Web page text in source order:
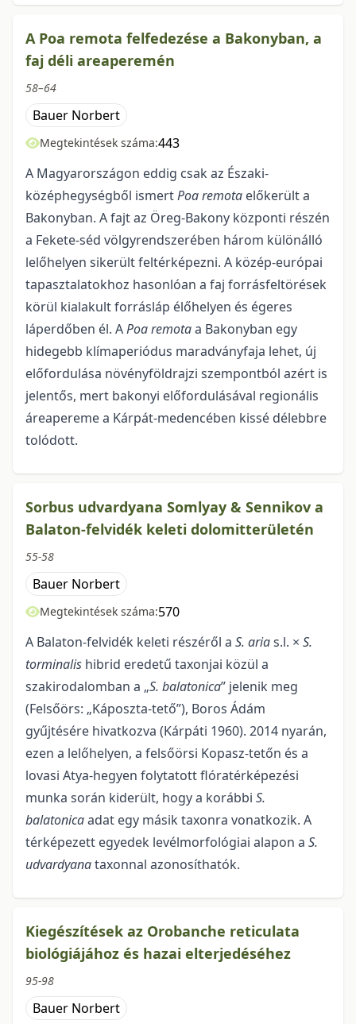
A Poa remota felfedezése a Bakonyban, a
faj déli areaperemén
58–64
Bauer Norbert
Megtekintések száma:443
A Magyarországon eddig csak az Északi-
középhegységből ismertPoa remota előkerült a
Bakonyban. A fajt az Öreg-Bakony központi részén
a Fekete-séd völgyrendszerében három különálló
lelőhelyen sikerült feltérképezni. A közép-európai
tapasztalatokhoz hasonlóan a faj forrásfeltörések
körül kialakult forrásláp élőhelyen és égeres
láperdőben él. APoa remotaa Bakonyban egy
hidegebb klímaperiódus maradványfaja lehet, új
előfordulása növényföldrajzi szempontból azért is
jelentős, mert bakonyi előfordulásával regionális
áreapereme a Kárpát-medencében kissé délebbre
tolódott.
Sorbus udvardyana Somlyay & Sennikov a
Balaton-felvidék keleti dolomitterületén
55-58
Bauer Norbert
Megtekintések száma:570
A Balaton-felvidék keleti részéről a S. arias.l. × S.
torminalis hibrid eredetű taxonjai közül a
szakirodalomban a „S. balatonica” jelenik meg
(Felsőörs: „Káposzta-tető”), Boros Ádám
gyűjtésére hivatkozva (Kárpáti 1960). 2014 nyarán,
ezen a lelőhelyen, a felsőörsi Kopasz-tetőn és a
lovasi Atya-hegyen folytatott flóratérképezési
munka során kiderült, hogy a korábbi S.
balatonicaadat egy másik taxonra vonatkozik. A
térképezett egyedek levélmorfológiai alapon a S.
udvardyanataxonnal azonosíthatók.
Kiegészítések az Orobanche reticulata
biológiájához és hazai elterjedéséhez
95-98
Bauer Norbert